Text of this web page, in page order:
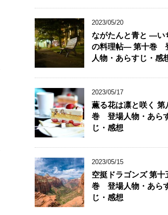
2023/05/20
ながたんと青と ―い
の料理帖― 第十巻
人物・あらすじ・感
2023/05/17
薫る花は凛と咲く 第
巻 登場人物・あら
じ・感想
2023/05/15
空挺ドラゴンズ 第十
巻 登場人物・あら
じ・感想